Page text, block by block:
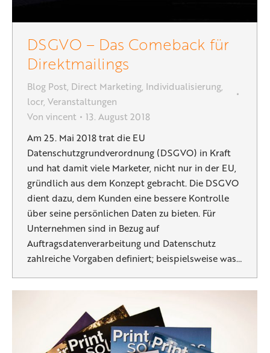
DSGVO – Das Comeback für
Direktmailings
Blog Post, Direct Marketing, Individualisierung,
locr, Veranstaltungen
Von vincent
13. August 2018
Am 25. Mai 2018 trat die EU
Datenschutzgrundverordnung (DSGVO) in Kraft
und hat damit viele Marketer, nicht nur in der EU,
gründlich aus dem Konzept gebracht. Die DSGVO
dient dazu, dem Kunden eine bessere Kontrolle
über seine persönlichen Daten zu bieten. Für
Unternehmen sind in Bezug auf
Auftragsdatenverarbeitung und Datenschutz
zahlreiche Vorgaben definiert; beispielsweise was…